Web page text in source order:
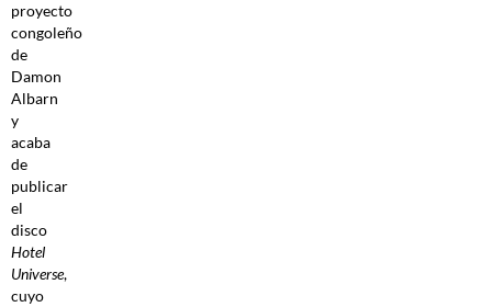
proyecto
congoleño
de
Damon
Albarn
y
acaba
de
publicar
el
disco
Hotel
Universe,
cuyo